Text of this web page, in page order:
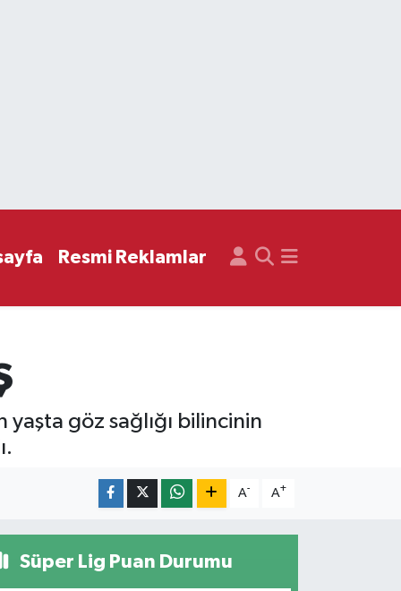
Resmi Reklamlar
yaşta göz sağlığı bilincinin
A- A+
Süper Lig Puan Durumu